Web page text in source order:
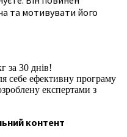
та мотивувати його
за 30 днів!
себе ефективну програму
експертами з
контент